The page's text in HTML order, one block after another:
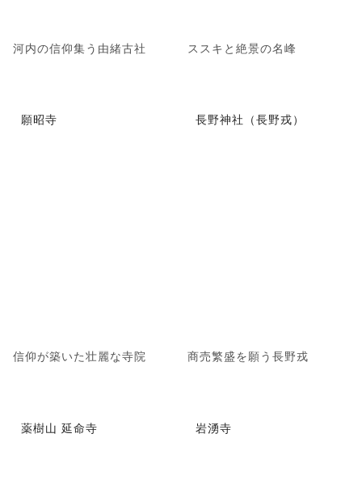
河内の信仰集う由緒古社 ススキと絶景の名峰
願昭寺
信仰が築いた壮麗な寺院
長野神社（長野戎）
商売繁盛を願う長野戎
薬樹山 延命寺 岩湧寺